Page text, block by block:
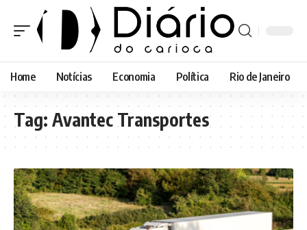
Home Notícias Economia Política Rio de Janeiro
Tag: Avantec Transportes